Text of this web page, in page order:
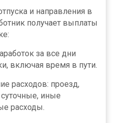
и направления в
получает выплаты
за все дни
включая время в пути.
расходов: проезд,
иные
расходы.